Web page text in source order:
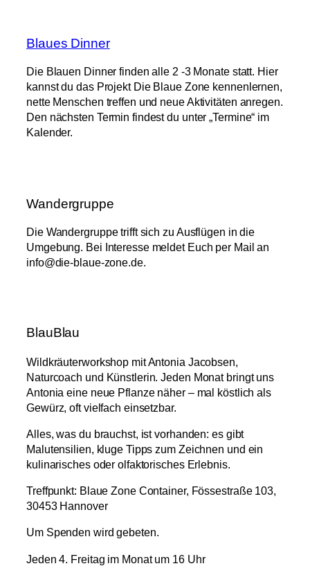
Blaues Dinner
Die Blauen Dinner finden alle 2 -3 Monate statt. Hier
kannst du das Projekt Die Blaue Zone kennenlernen,
nette Menschen treffen und neue Aktivitäten anregen.
Den nächsten Termin findest du unter „Termine“ im
Kalender.
Wandergruppe
Die Wandergruppe trifft sich zu Ausflügen in die
Umgebung. Bei Interesse meldet Euch per Mail an
info@die-blaue-zone.de.
BlauBlau
Wildkräuterworkshop mit Antonia Jacobsen,
Naturcoach und Künstlerin. Jeden Monat bringt uns
Antonia eine neue Pflanze näher – mal köstlich als
Gewürz, oft vielfach einsetzbar.
Alles, was du brauchst, ist vorhanden: es gibt
Malutensilien, kluge Tipps zum Zeichnen und ein
kulinarisches oder olfaktorisches Erlebnis.
Treffpunkt: Blaue Zone Container, Fössestraße 103,
30453 Hannover
Um Spenden wird gebeten.
Jeden 4. Freitag im Monat um 16 Uhr